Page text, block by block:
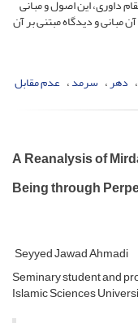
داوری، این اصول و مبانی
مبانی و دیدگاه مبتنی بر آن
دهر سرمد عدم مقابل
A Reanalysis of
Being through
Seyyed Jawad Ahmadi
Seminary student and
Islamic Sciences